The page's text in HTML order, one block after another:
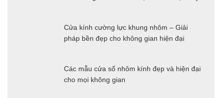
Cửa kính cường lực khung nhôm – Giải
pháp bền đẹp cho không gian hiện đại
Các mẫu cửa sổ nhôm kính đẹp và hiện đại
cho mọi không gian